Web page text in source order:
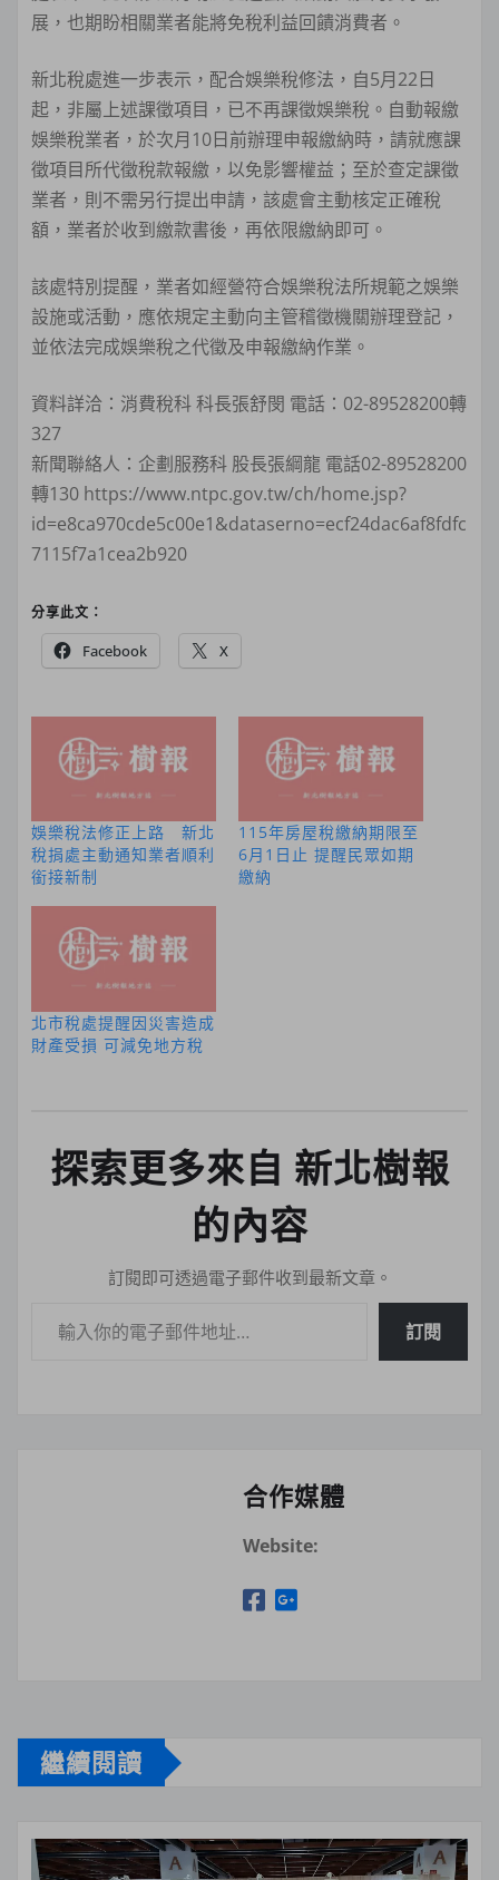
展，也期盼相關業者能將免稅利益回饋消費者。
新北稅處進一步表示，配合娛樂稅修法，自5月22日
起，非屬上述課徵項目，已不再課徵娛樂稅。自動報繳
娛樂稅業者，於次月10日前辦理申報繳納時，請就應課
徵項目所代徵稅款報繳，以免影響權益；至於查定課徵
業者，則不需另行提出申請，該處會主動核定正確稅
額，業者於收到繳款書後，再依限繳納即可。
該處特別提醒，業者如經營符合娛樂稅法所規範之娛樂
設施或活動，應依規定主動向主管稽徵機關辦理登記，
並依法完成娛樂稅之代徵及申報繳納作業。
資料詳洽：消費稅科 科長張舒閔 電話：02-89528200轉
327
新聞聯絡人：企劃服務科 股長張綱龍 電話02-89528200
轉130 https://www.ntpc.gov.tw/ch/home.jsp?
id=e8ca970cde5c00e1&dataserno=ecf24dac6af8fdfc
7115f7a1cea2b920
分享此文：
Facebook X
娛樂稅法修正上路 新北
稅捐處主動通知業者順利
銜接新制
115年房屋稅繳納期限至
6月1日止 提醒民眾如期
繳納
北市稅處提醒因災害造成
財產受損 可減免地方稅
探索更多來自 新北樹報
的內容
訂閱即可透過電子郵件收到最新文章。
訂閱
合作媒體
Website:
繼續閱讀